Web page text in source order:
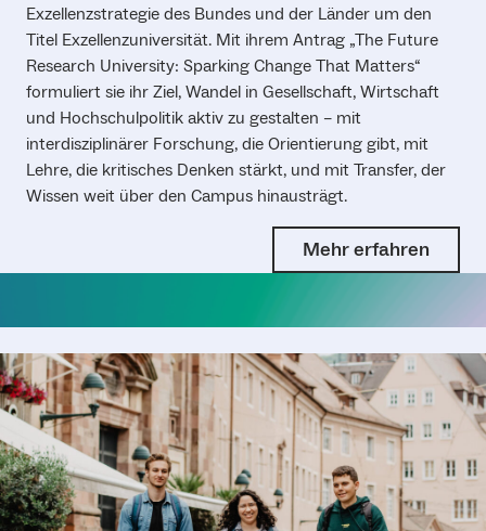
Exzellenzstrategie des Bundes und der Länder um den
Titel Exzellenzuniversität. Mit ihrem Antrag „The Future
Research University: Sparking Change That Matters“
formuliert sie ihr Ziel, Wandel in Gesellschaft, Wirtschaft
und Hochschulpolitik aktiv zu gestalten – mit
interdisziplinärer Forschung, die Orientierung gibt, mit
Lehre, die kritisches Denken stärkt, und mit Transfer, der
Wissen weit über den Campus hinausträgt.
Mehr erfahren